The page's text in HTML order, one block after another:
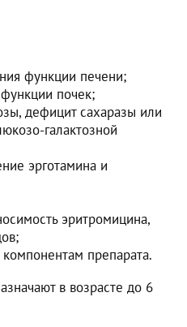
функции печени;
почек;
дефицит сахаразы или
галактозной
эрготамина и
эритромицина,
компонентам препарата.
в возрасте до 6